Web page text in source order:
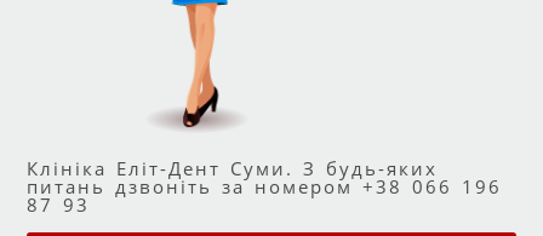
Клініка Еліт-Дент Суми. З будь-яких
питань дзвоніть за номером +38 066 196
87 93